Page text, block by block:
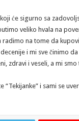
će sigurno sa
veliko hvala na
radimo na tome da
i mi sve činimo
zdravi i veseli, a mi
i sami se